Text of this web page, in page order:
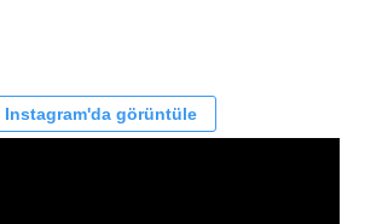
Instagram'da görüntüle